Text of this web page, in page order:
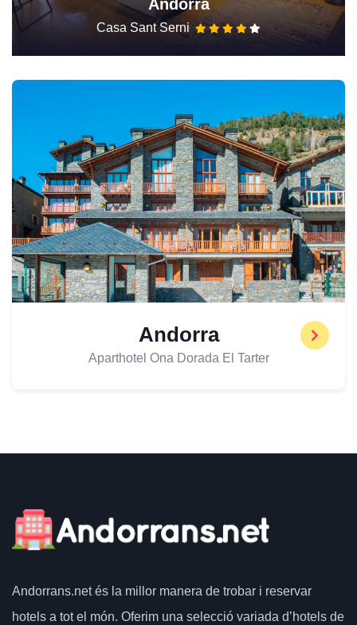
Andorra
Casa Sant Serni
Andorra
Aparthotel Ona Dorada El Tarter
Andorrans.netés la millor manera de trobar i reservar
hotels a tot el món. Oferim una selecció variada d’hotels de